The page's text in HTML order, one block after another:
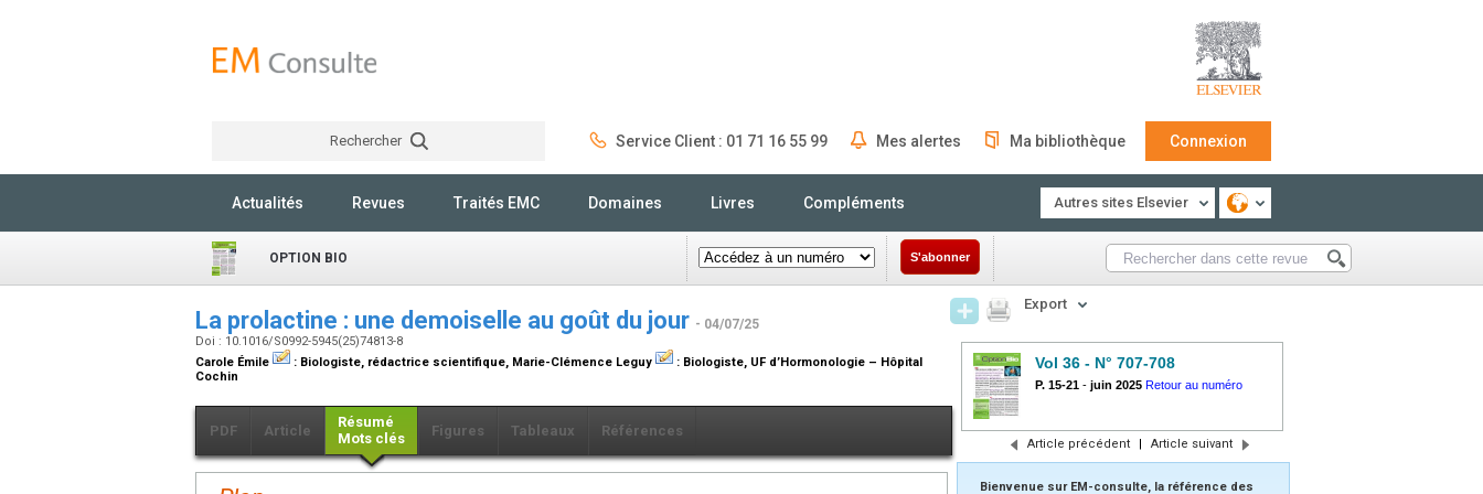
Rechercher Service Client : 01 71 16 55 99 Mes alertes Ma bibliothèque Connexion
Actualités Revues Traités EMC Domaines Livres Compléments Autres sites Elsevier
OPTION BIO S'abonner
La prolactine : une demoiselle au goût du jour - 04/07/25
Doi : 10.1016/S0992-5945(25)74813-8
Carole Émile
: Biologiste, rédactrice scientifique, Marie-Clémence Leguy : Biologiste, UF d’Hormonologie – Hôpital
Cochin
PDF Article
Résumé
Mots clés
Figures Tableaux Références
Export
Vol 36 - N° 707-708
P. 15-21 - juin 2025 Retour au numéro
Article précédent | Article suivant
Bienvenue sur EM-consulte, la référence des